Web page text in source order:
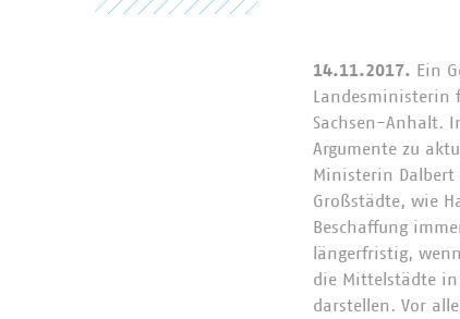
14.11.2017. Ein
Landesministerin
Sachsen-Anhalt.
Argumente zu
Ministerin Dalbert
Großstädte, wie
Beschaffung
längerfristig,
die Mittelstädte in
darstellen. Vor